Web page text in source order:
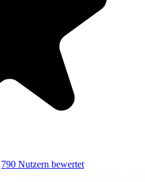
790 Nutzern bewertet